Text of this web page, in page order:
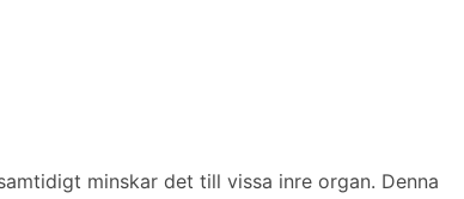
minskar det till vissa inre organ. Denna